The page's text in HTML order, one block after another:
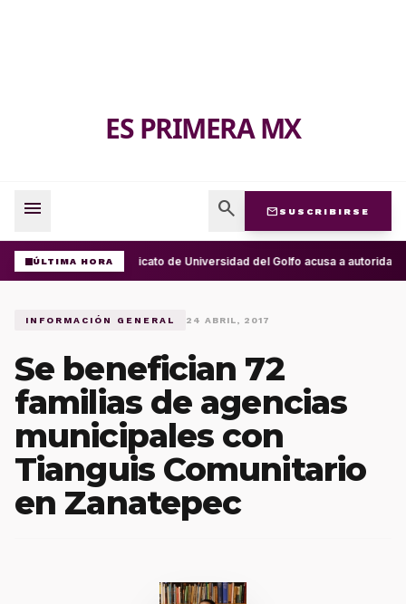
ES PRIMERA MX
menu search mail SUSCRIBIRSE
ÚLTIMA HORASindicato de Universidad del Golfo acusa a
INFORMACIÓN GENERAL 24 ABRIL, 2017
Se benefician 72
familias de agencias
municipales con
Tianguis Comunitario
en Zanatepec